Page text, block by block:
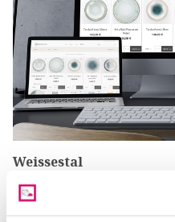
Weissestal
Il nome è tedesco, ma la
di tecnologie più adatte alla